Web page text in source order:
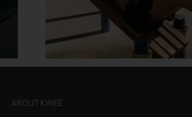
လန်း ထဖို့ စိတ်ကူး
ABOUT KWEE